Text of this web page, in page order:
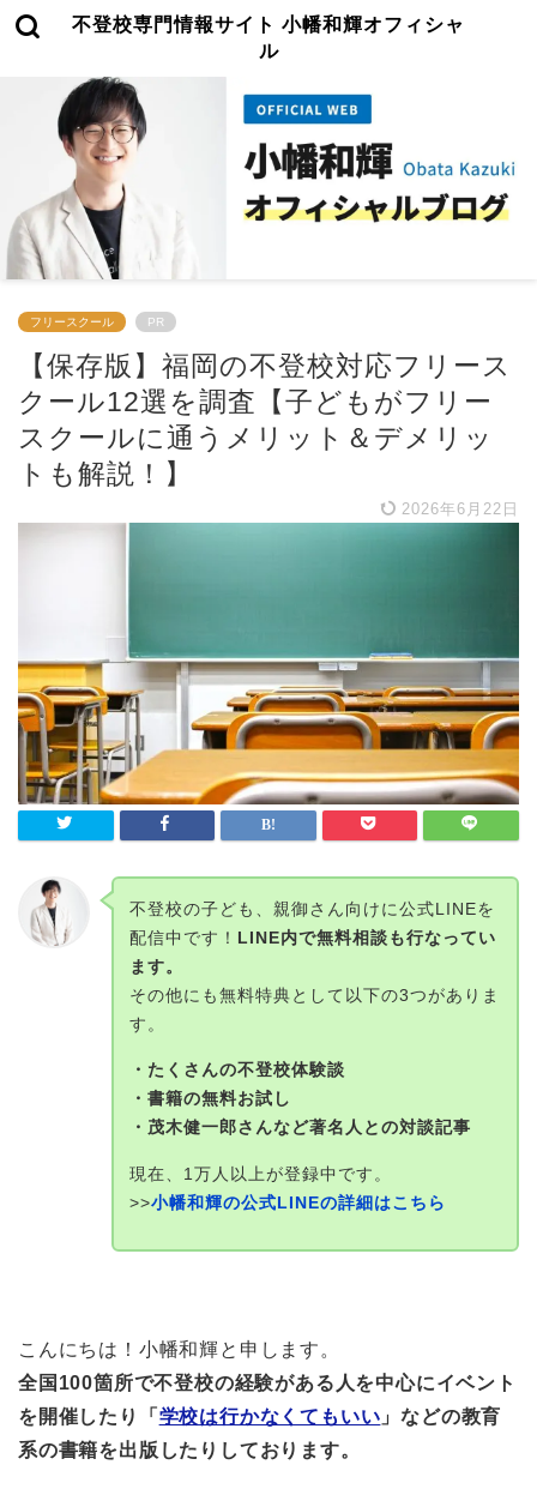
不登校専門情報サイト 小幡和輝オフィシャ
ル
フリースクール PR
【保存版】福岡の不登校対応フリース
クール12選を調査【子どもがフリー
スクールに通うメリット＆デメリッ
トも解説！】
2026年6月22日
不登校の子ども、親御さん向けに公式LINEを
配信中です！ LINE内で無料相談も行なってい
ます。
その他にも無料特典として以下の3つがありま
す。
・たくさんの不登校体験談
・書籍の無料お試し
・茂木健一郎さんなど著名人との対談記事
現在、1万人以上が登録中です。
>>小幡和輝の公式LINEの詳細はこちら
こんにちは！小幡和輝と申します。
全国100箇所で不登校の経験がある人を中心にイベント
を開催したり「 学校は行かなくてもいい 」などの教育
系の書籍を出版したりしております。